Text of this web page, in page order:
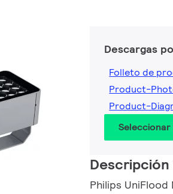
Descargas
Folleto de
Product-
Product-
Philips UniFlood